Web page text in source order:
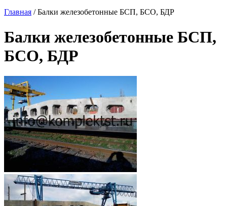
Главная / Балки железобетонные БСП, БСО, БДР
Балки железобетонные БСП,
БСО, БДР